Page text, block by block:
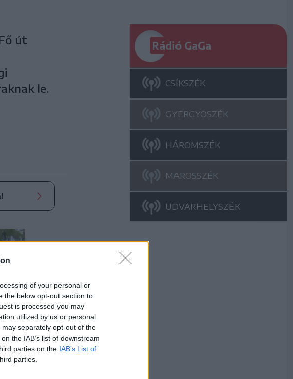
of your personal or
the below opt-out section to
is processed you may
utilized by us or personal
separately opt-out of the
the IAB’s list of downstream
parties on the IAB’s List of
parties.
út
le.
Rádió GaGa
CSÍKSZÉK
GYERGYÓSZÉK
HÁROMSZÉK
MAROSSZÉK
UDVARHELYSZÉK